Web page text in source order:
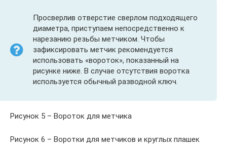
Просверлив отверстие сверлом подходящего
диаметра, приступаем непосредственно к
нарезанию резьбы метчиком. Чтобы
зафиксировать метчик рекомендуется
использовать «вороток», показанный на
рисунке ниже. В случае отсутствия воротка
используется обычный разводной ключ.
Рисунок 5 – Вороток для метчика
Рисунок 6 – Воротки для метчиков и круглых плашек